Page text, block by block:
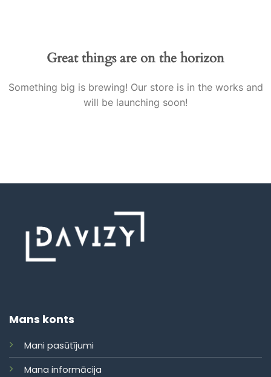
Great things are on the horizon
Something big is brewing! Our store is in the works and
will be launching soon!
Mans konts
Mani pasūtījumi
Mana informācija